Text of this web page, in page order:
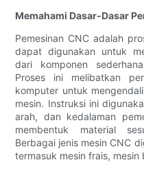
Memahami Dasar-Dasar
Pemesinan CNC adalah
dapat digunakan untuk
dari komponen
Proses ini melibatkan
komputer untuk
mesin. Instruksi ini
arah, dan kedalaman
membentuk material
Berbagai jenis mesin CNC
termasuk mesin frais, mesin